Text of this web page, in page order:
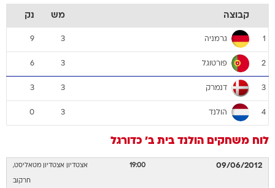
קבוצה מש נק
1 גרמניה 3
9
2 פורטוגל 3
6
3 דנמרק 3
3
4 הולנד 3
0
לוח משחקים הולנד בית ב' כדורגל
09/06/2012
19:00 אצטדיון אצטדיון מטאליסט,
חרקוב